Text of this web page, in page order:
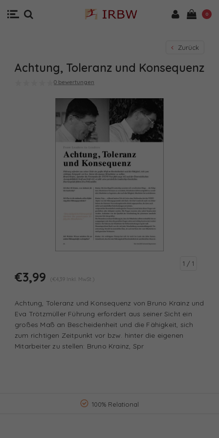
0
Zurück
Achtung, Toleranz und Konsequenz
0 bewertungen
1 / 1
€3,99 (€4,39 Inkl. MwSt.)
Achtung, Toleranz und Konsequenz von Bruno Krainz und
Eva Trötzmüller Führung erfordert aus seiner Sicht ein
großes Maß an Bescheidenheit und die Fähigkeit, sich
zum richtigen Zeitpunkt vor bzw. hinter die eigenen
Mitarbeiter zu stellen: Bruno Krainz, Spr
100% Relational